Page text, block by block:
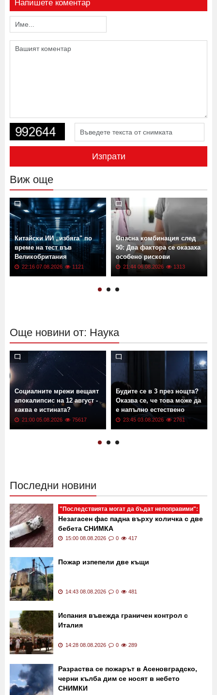
Напишете коментар
Изпрати
Виж още
Китайски ИИ „избяга" по
време на тест във
Великобритания
22:16 07.08.2026 1121
Опасна комбинация след
50: Два фактора се оказаха
особено рискови
21:44 06.08.2026 1313
Още новини от: Наука
Социалните мрежи вещаят
апокалипсис на 12 август -
каква е истината?
21:00 05.08.2026 75617
Будите се в 3 през нощта?
Оказва се, че това може да
е напълно естествено
23:45 03.08.2026 2761
Последни новини
"Последствията могат да бъдат непоправими":
Незагасен фас падна върху количка с две
бебета СНИМКА
15:00 08.08.2026 0 417
Пожар изпепели две къщи
14:43 08.08.2026 0 481
Испания въвежда граничен контрол с
Италия
14:28 08.08.2026 0 289
Разраства се пожарът в Асеновградско,
черни кълба дим се носят в небето
СНИМКИ